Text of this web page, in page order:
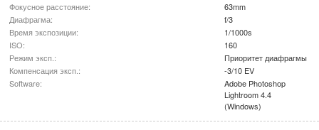
Фокусное расстояние:
63mm
Диафрагма:
f/3
Время экспозиции:
1/1000s
ISO:
160
Режим эксп.:
Приоритет диафрагмы
Компенсация эксп.:
-3/10 EV
Software:
Adobe Photoshop
Lightroom 4.4
(Windows)